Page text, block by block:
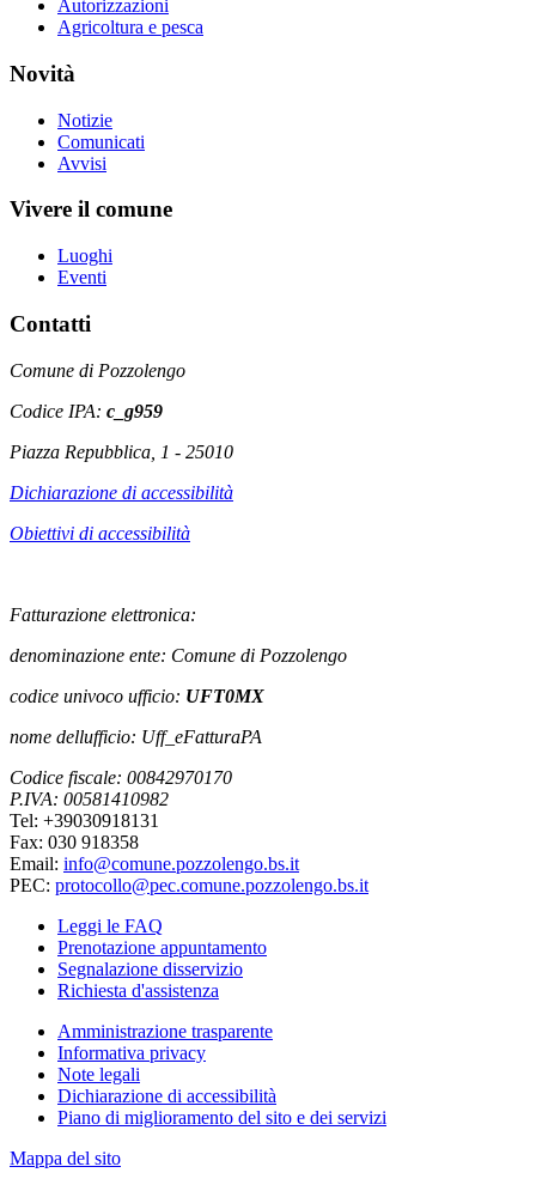
Autorizzazioni
Agricoltura e pesca
Novità
Notizie
Comunicati
Avvisi
Vivere il comune
Luoghi
Eventi
Contatti
Comune di Pozzolengo
Codice IPA: c_g959
Piazza Repubblica, 1 - 25010
Dichiarazione di accessibilità
Obiettivi di accessibilità
Fatturazione elettronica:
denominazione ente: Comune di Pozzolengo
codice univoco ufficio: UFT0MX
nome dellufficio: Uff_eFatturaPA
Codice fiscale: 00842970170
P.IVA: 00581410982
Tel: +39030918131
Fax: 030 918358
Email: info@comune.pozzolengo.bs.it
PEC: protocollo@pec.comune.pozzolengo.bs.it
Leggi le FAQ
Prenotazione appuntamento
Segnalazione disservizio
Richiesta d'assistenza
Amministrazione trasparente
Informativa privacy
Note legali
Dichiarazione di accessibilità
Piano di miglioramento del sito e dei servizi
Mappa del sito